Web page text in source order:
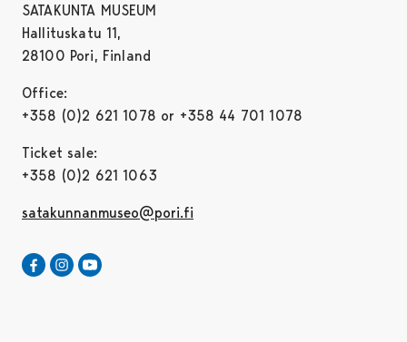
SATAKUNTA MUSEUM
Hallituskatu 11,
28100 Pori, Finland
Office:
+358 (0)2 621 1078 or +358 44 701 1078
Ticket sale:
+358 (0)2 621 1063
satakunnanmuseo@pori.fi
Satakunta museum in Facebook
Opens in a new tab
Satakunta museum in Instagram
Opens in a new tab